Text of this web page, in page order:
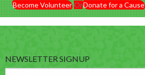
Become Volunteer OrDonate for a Cause
NEWSLETTER SIGNUP